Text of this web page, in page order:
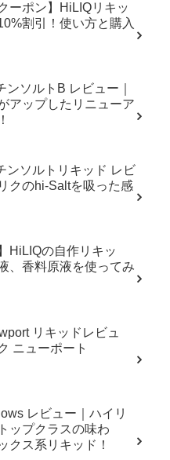
ーポン】HiLIQリキッ
割引！使い方と購入
ンソルトB レビュー｜
アップしたリニューア
ンソルトリキッド レビ
クのhi-Saltを吸った感
HiLIQの自作リキッ
、香料原液を使ってみ
リキッドレビュ
ニューポート
レビュー｜ハイリ
ップクラスの味わ
クス系リキッド！